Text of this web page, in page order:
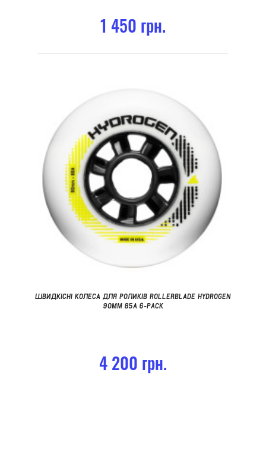
1 450 грн.
ШВИДКІСНІ КОЛЕСА ДЛЯ РОЛИКІВ ROLLERBLADE HYDROGEN
90MM 85A 6-PACK
4 200 грн.